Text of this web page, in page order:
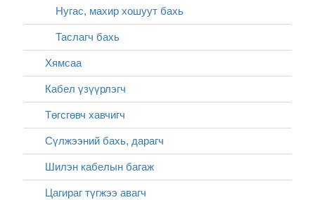
Нугас, махир хошуут бахь
Таслагч бахь
Хямсаа
Кабел үзүүрлэгч
Төгсгөвч хавчигч
Сүлжээний бахь, дарагч
Шилэн кабелын багаж
Цагираг түгжээ авагч